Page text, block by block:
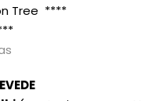
Tree ****
*